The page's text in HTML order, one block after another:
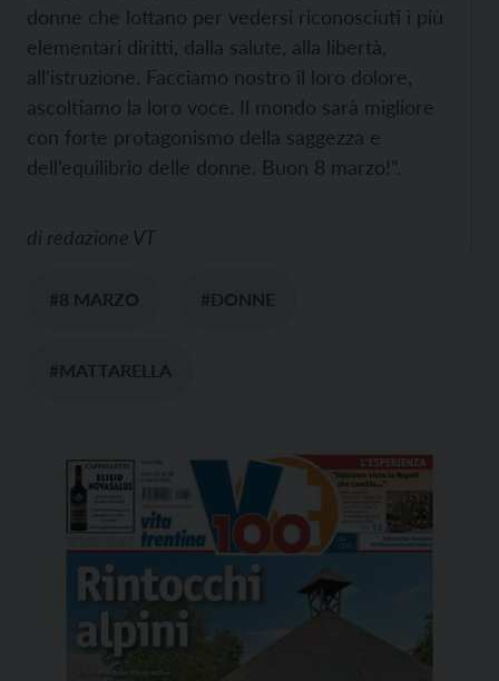
donne che lottano per vedersi riconosciuti i più
elementari diritti, dalla salute, alla libertà,
all’istruzione. Facciamo nostro il loro dolore,
ascoltiamo la loro voce. Il mondo sarà migliore
con forte protagonismo della saggezza e
dell’equilibrio delle donne. Buon 8 marzo!”.
di redazione VT
#8 MARZO #DONNE
#MATTARELLA